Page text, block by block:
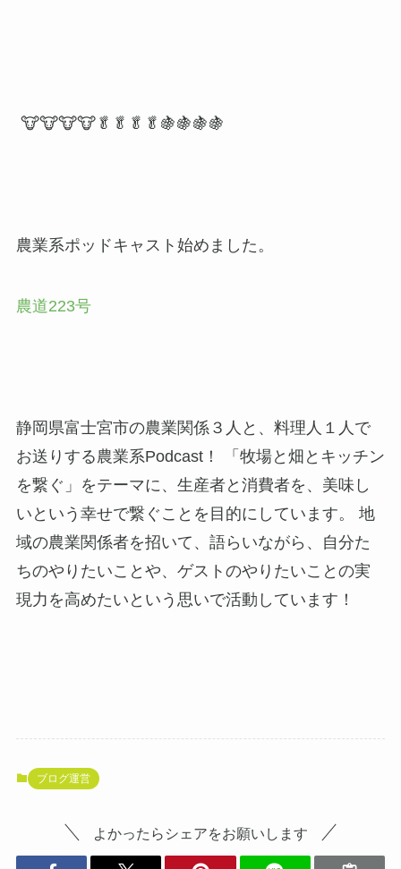
🐮🐮🐮🐮🥬🥬🥬🥬🍇🍇🍇🍇
農業系ポッドキャスト始めました。
農道223号
静岡県富士宮市の農業関係３人と、料理人１人で
お送りする農業系Podcast！ 「牧場と畑とキッチン
を繋ぐ」をテーマに、生産者と消費者を、美味し
いという幸せで繋ぐことを目的にしています。 地
域の農業関係者を招いて、語らいながら、自分た
ちのやりたいことや、ゲストのやりたいことの実
現力を高めたいという思いで活動しています！
ブログ運営
よかったらシェアをお願いします